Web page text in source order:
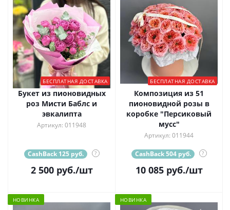
БЕСПЛАТНАЯ ДОСТАВКА
Букет из пионовидных
роз Мисти Баблс и
эвкалипта
Артикул: 011948
CashBack 125 руб. ?
2 500руб./шт
БЕСПЛАТНАЯ ДОСТАВКА
Композиция из 51
пионовидной розы в
коробке "Персиковый
мусс"
Артикул: 011944
CashBack 504 руб. ?
10 085руб./шт
НОВИНКА НОВИНКА